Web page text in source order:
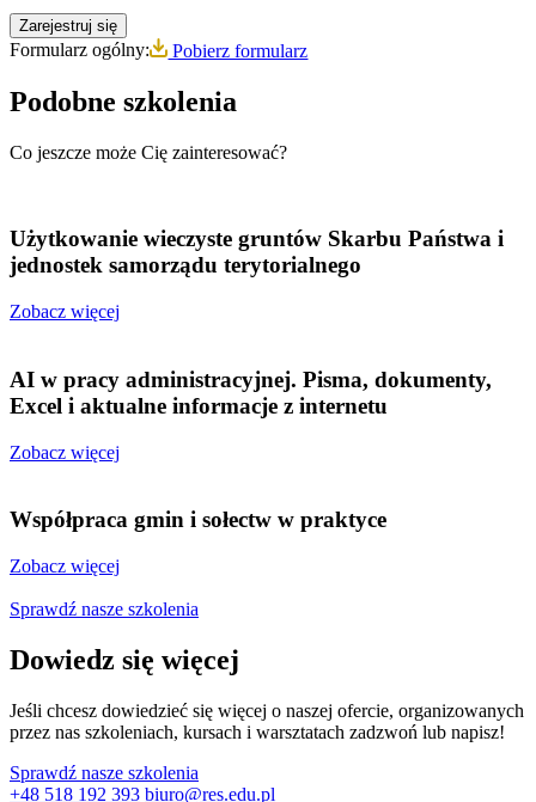
Zarejestruj się
Formularz ogólny: Pobierz formularz
Podobne szkolenia
Co jeszcze może Cię zainteresować?
Użytkowanie wieczyste gruntów Skarbu Państwa i
jednostek samorządu terytorialnego
Zobacz więcej
AI w pracy administracyjnej. Pisma, dokumenty,
Excel i aktualne informacje z internetu
Zobacz więcej
Współpraca gmin i sołectw w praktyce
Zobacz więcej
Sprawdź nasze szkolenia
Dowiedz się więcej
Jeśli chcesz dowiedzieć się więcej o naszej ofercie, organizowanych
przez nas szkoleniach, kursach i warsztatach zadzwoń lub napisz!
Sprawdź nasze szkolenia
+48 518 192 393 biuro@res.edu.pl